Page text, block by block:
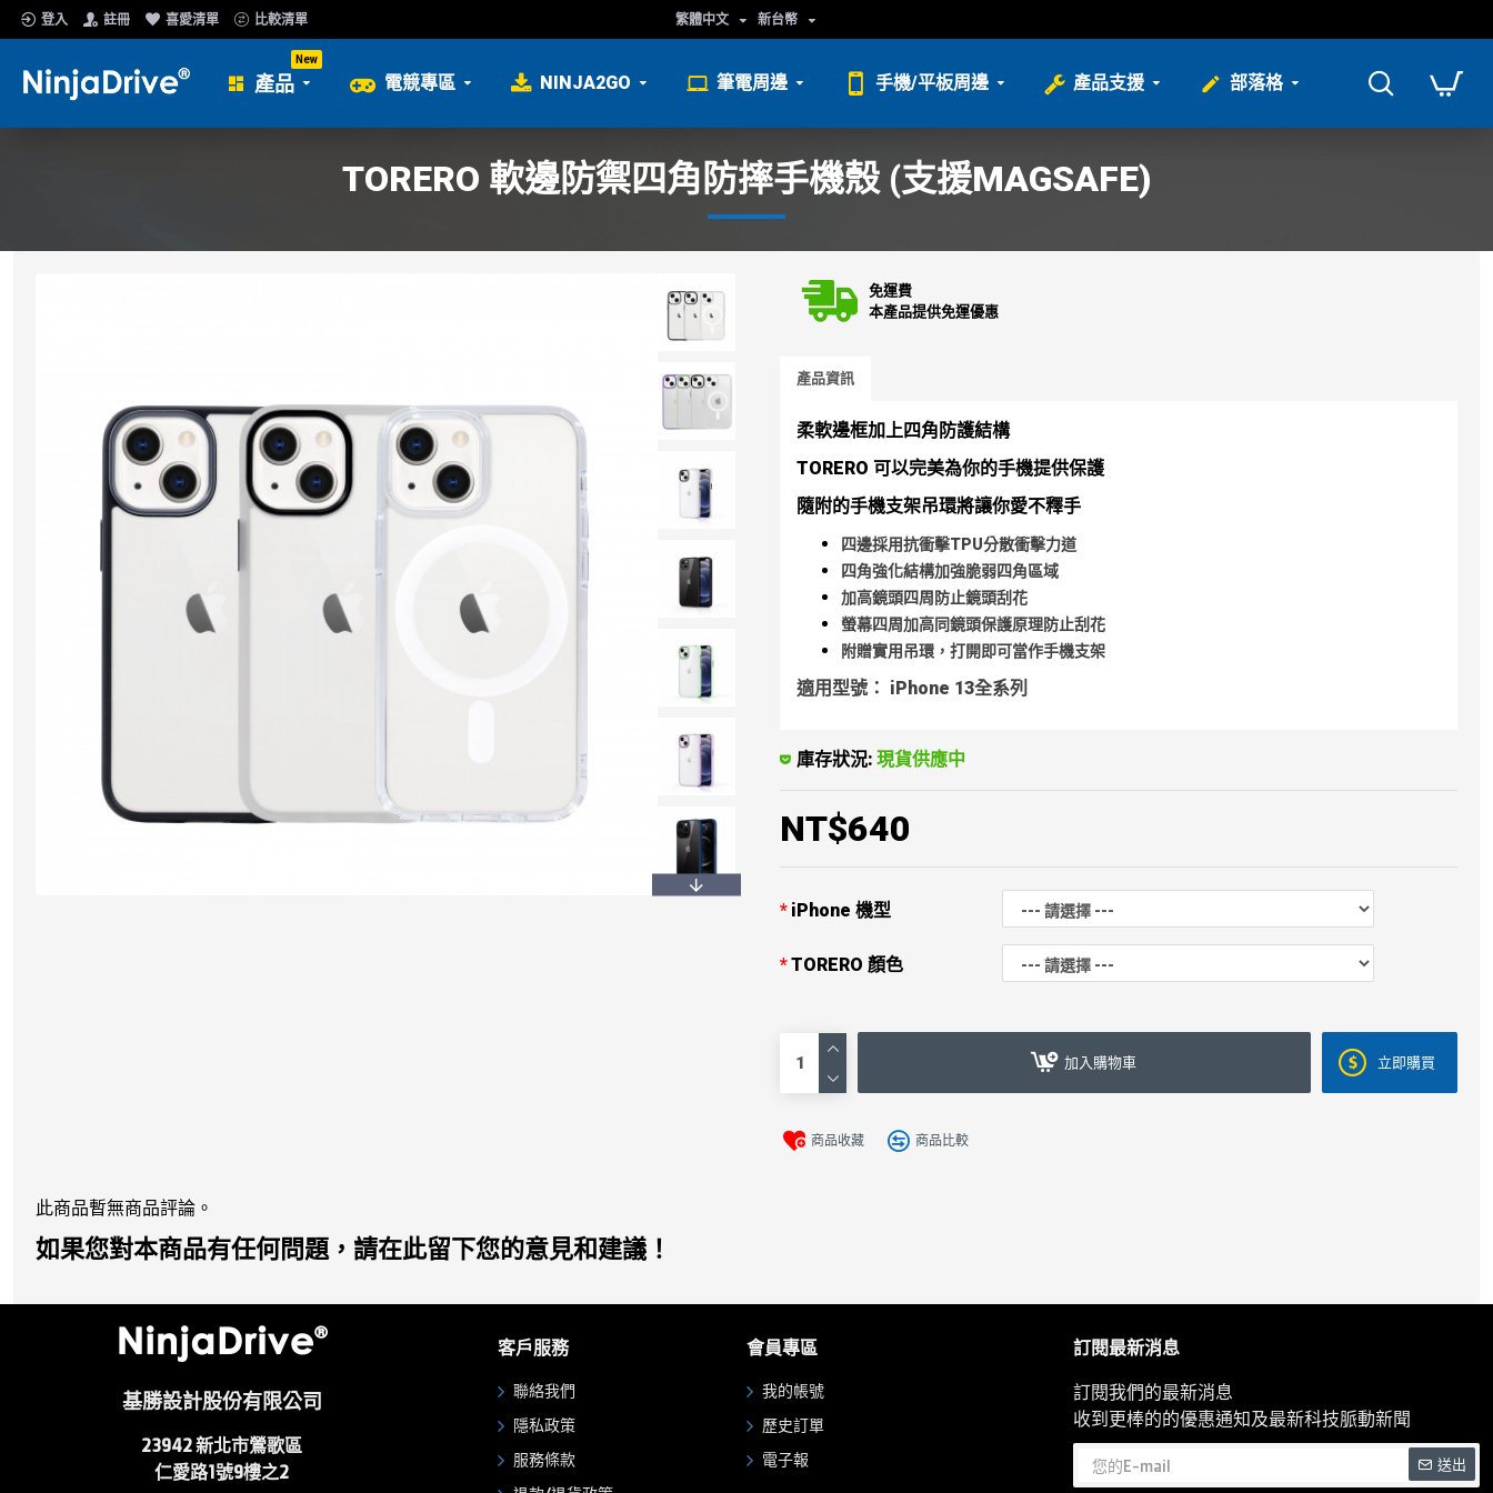
繁體中文 新台幣
登入 註冊 喜愛清單 比較清單
產品
New
電競專區 NINJA2GO 筆電周邊 手機/平板周邊 產品支援 部落格
TORERO 軟邊防禦四角防摔手機殼 (支援MAGSAFE)
免運費
本產品提供免運優惠
產品資訊
柔軟邊框加上四角防護結構
TORERO 可以完美為你的手機提供保護
隨附的手機支架吊環將讓你愛不釋手
四邊採用抗衝擊TPU分散衝擊力道
四角強化結構加強脆弱四角區域
加高鏡頭四周防止鏡頭刮花
螢幕四周加高同鏡頭保護原理防止刮花
附贈實用吊環，打開即可當作手機支架
適用型號： iPhone 13全系列
庫存狀況: 現貨供應中
NT$640
iPhone 機型
TORERO 顏色
加入購物車 立即購買
商品收藏 商品比較
此商品暫無商品評論。
如果您對本商品有任何問題，請在此留下您的意見和建議！
基勝設計股份有限公司
23942新北市鶯歌區
仁愛路1號9樓之2
客戶服務
聯絡我們
隱私政策
服務條款
會員專區
我的帳號
歷史訂單
電子報
訂閱最新消息
訂閱我們的最新消息
收到更棒的的優惠通知及最新科技脈動新聞
送出